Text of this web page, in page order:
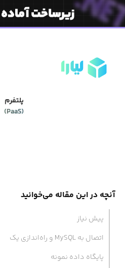
پلتفرم
(
PaaS
)
آنچه در این مقاله می‌خوانید
پیش نیاز
اتصال به MySQL و راه‌اندازی یک
پایگاه داده نمونه